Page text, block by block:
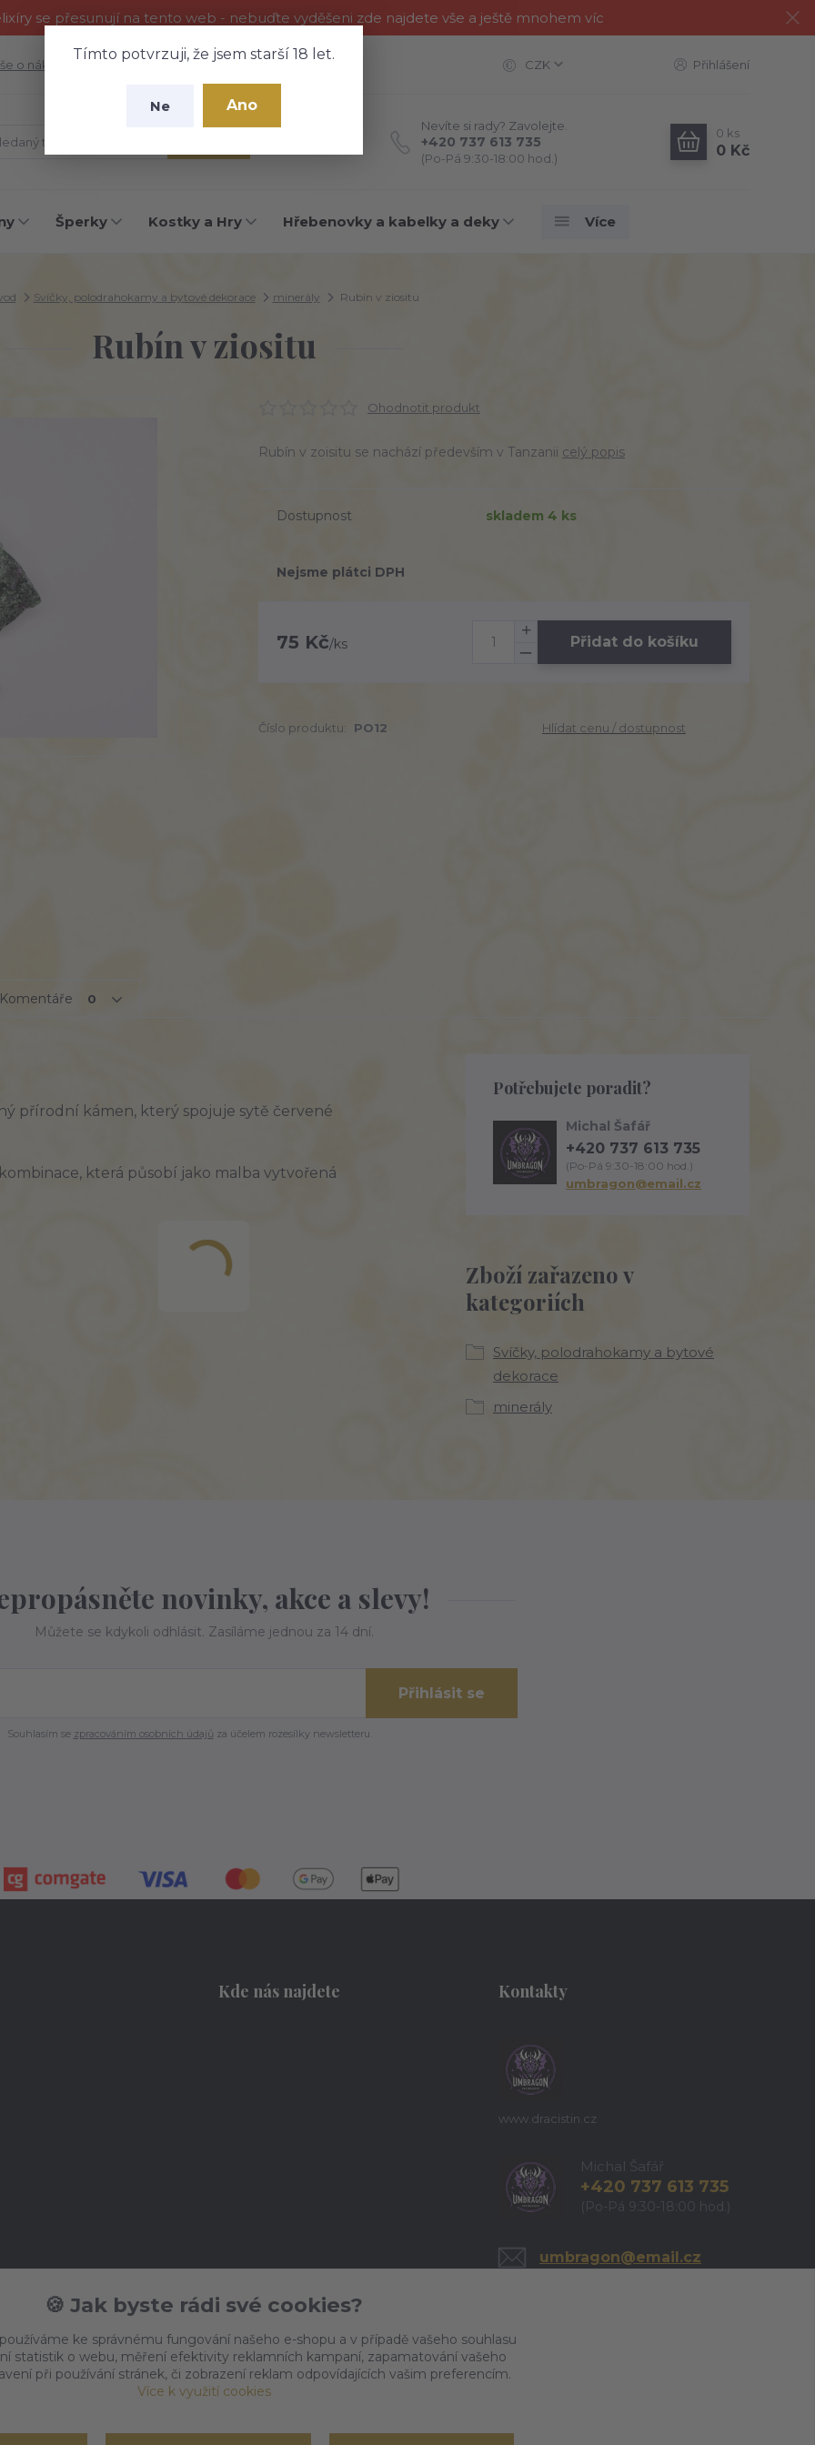
se přesunují na tento web - nebuďte vyděšeni zde najdete vše a ještě mnohem víc
Tímto potvrzuji, že jsem starší 18 let.
Ne Ano
o nákupu Fotogalerie Kontakty CZK Přihlášení
Nevíte si rady? Zavolejte.
+420 737 613 735
(Po-Pá 9:30-18:00 hod.)
0 ks
0 Kč
Šperky Kostky a Hry Hřebenovky a kabelky a deky Více
Svíčky, polodrahokamy a bytové dekorace minerály Rubín v ziositu
Rubín v ziositu
Ohodnotit produkt
Rubín v zoisitu se nachází především v Tanzanii celý popis
Dostupnost skladem 4 ks
Nejsme plátci DPH
75 Kč/ks Přidat do košíku
Číslo produktu: PO12 Hlídat cenu / dostupnost
Komentáře 0
přírodní kámen, který spojuje sytě červené
která působí jako malba vytvořená
Zboží zařazeno v
kategoriích
Svíčky, polodrahokamy a bytové
dekorace
minerály
Potřebujete poradit?
Michal Šafář
+420 737 613 735
(Po-Pá 9:30-18:00 hod.)
umbragon@email.cz
novinky, akce a slevy!
Můžete se kdykoli odhlásit. Zasíláme jednou za 14 dní.
Přihlásit se
Souhlasím se zpracováním osobních údajů za účelem rozesílky newsletteru.
Kde nás najdete Kontakty
www.dracistin.cz
Michal Šafář
+420 737 613 735
(Po-Pá 9:30-18:00 hod.)
umbragon@email.cz
🍪 Jak byste rádi své cookies?
ke správnému fungování našeho e-shopu a v případě vašeho souhlasu
statistik o webu, měření efektivity reklamních kampaní, zapamatování vašeho
při používání stránek, či zobrazení reklam odpovídajících vašim preferencím.
Více k využití cookies